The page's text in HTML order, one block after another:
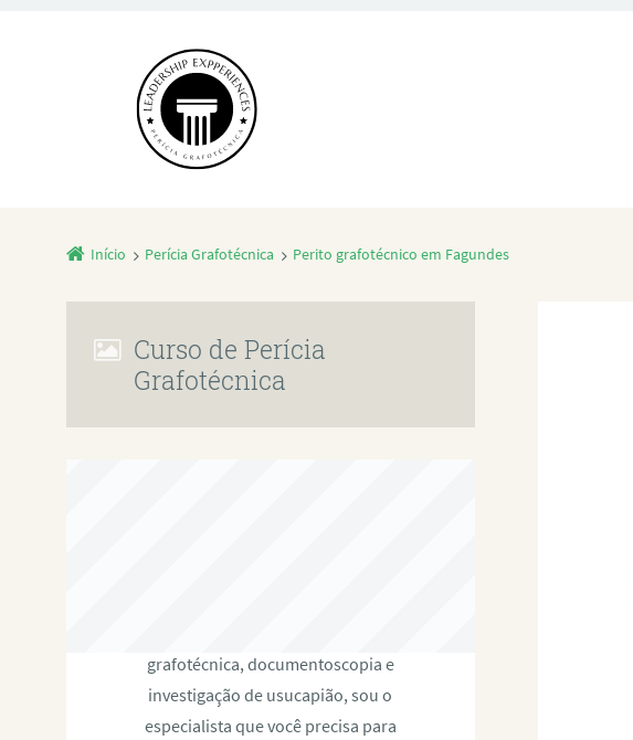
Início Perícia Grafotécnica Perito grafotécnico em Fagundes
Curso de Perícia
Grafotécnica
grafotécnica, documentoscopia e
investigação de usucapião, sou o
especialista que você precisa para